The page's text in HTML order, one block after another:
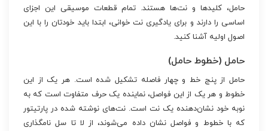
حامل، کلیدها و نت‌ها هستند. تمام قطعات موسیقی این اجزای
اساسی را دارند و برای یادگیری نت خوانی، ابتدا باید خودتان را با این
اصول اولیه آشنا کنید.
حامل (خطوط حامل)
حامل از پنج خط و چهار فاصله تشکیل شده است. هر یک از این
خطوط و هر یک از این فواصل، نماینده یک حرف متفاوت است که به
نوبه خود نشان‌دهنده یک نت است. نت‌های نوشته شده در پارتیتور
که با خطوط و فواصل نشان داده می‌شوند، از لا تا سل نامگذاری